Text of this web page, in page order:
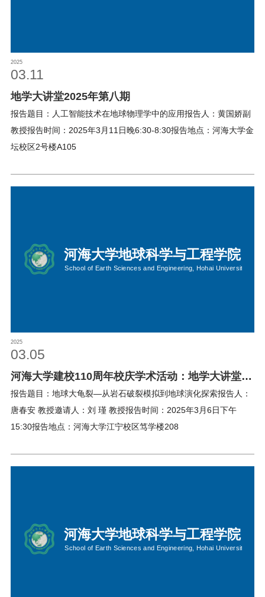
2025
03.11
地学大讲堂2025年第八期
报告题目：人工智能技术在地球物理学中的应用报告人：黄国娇副
教授报告时间：2025年3月11日晚6:30-8:30报告地点：河海大学金
坛校区2号楼A105
2025
03.05
河海大学建校110周年校庆学术活动：地学大讲堂
——高端学术论坛
报告题目：地球大龟裂—从岩石破裂模拟到地球演化探索报告人：
唐春安 教授邀请人：刘 瑾 教授报告时间：2025年3月6日下午
15:30报告地点：河海大学江宁校区笃学楼208